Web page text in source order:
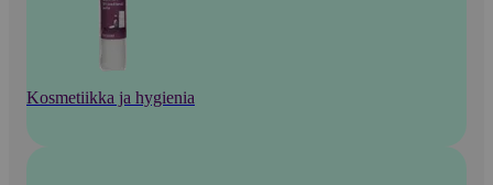
Kosmetiikka ja hygienia